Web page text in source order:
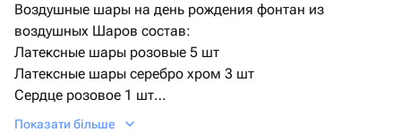
Воздушные шары на день рождения фонтан из
воздушных Шаров состав:
Латексные шары розовые 5 шт
Латексные шары серебро хром 3 шт
Сердце розовое 1 шт
Сердце серебро 1 шт
Показати більше